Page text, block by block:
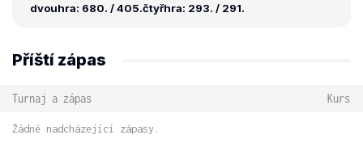
dvouhra: 680. / 405.čtyřhra: 293. / 291.
Příští zápas
Turnaj a zápas Kurs
Žádné nadcházející zápasy.